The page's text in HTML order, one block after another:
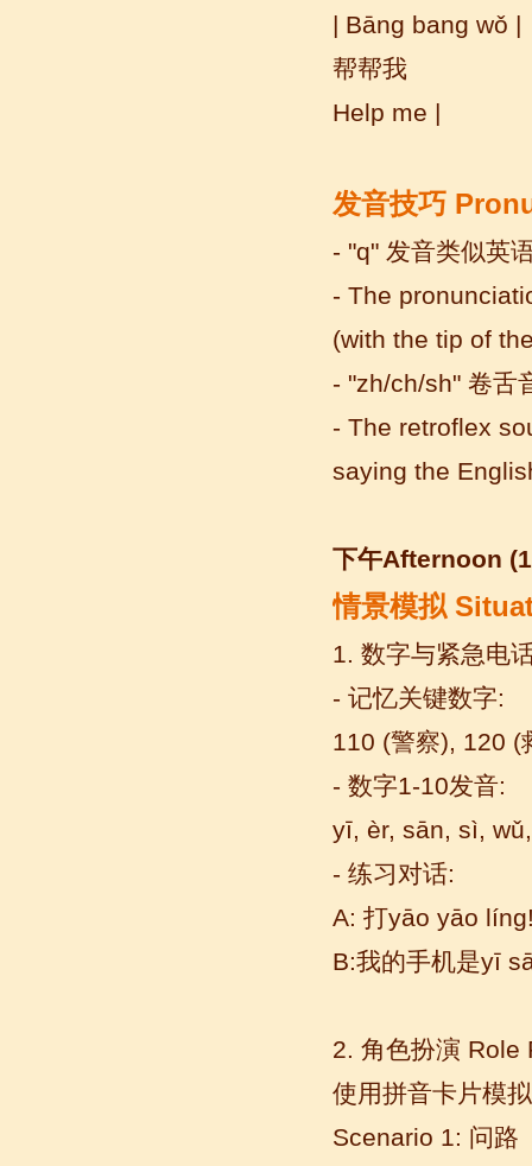
| Bāng bang wǒ |
帮帮我
Help me |
发音技巧
- "q" 发音类似英
- The
(with the tip of
- "zh/ch/sh" 卷舌
- The retroflex
saying the
下午Afternoon
情景模拟
1. 数字与紧急电
- 记忆关键数字:
110 (警察), 120 (
- 数字1-10发音:
yī, èr, sān, sì,
- 练习对话:
A: 打yāo yāo
B:我的手机是yī
2. 角色扮演 Role
使用拼音卡片模
Scenario 1: 问路